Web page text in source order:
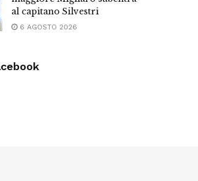
al capitano Silvestri
6 AGOSTO 2026